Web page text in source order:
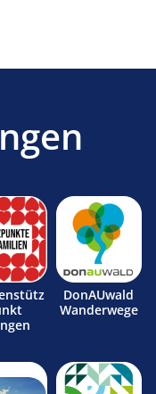
DonAUwald
Wanderwege